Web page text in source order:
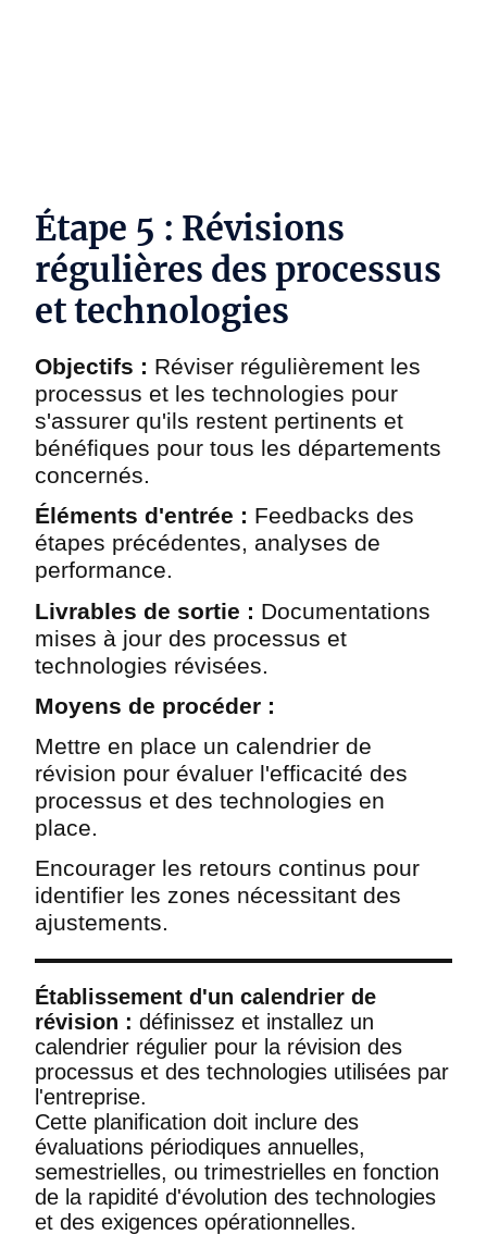
Étape 5 : Révisions
régulières des processus
et technologies
Objectifs : Réviser régulièrement les
processus et les technologies pour
s'assurer qu'ils restent pertinents et
bénéfiques pour tous les départements
concernés.
Éléments d'entrée : Feedbacks des
étapes précédentes, analyses de
performance.
Livrables de sortie : Documentations
mises à jour des processus et
technologies révisées.
Moyens de procéder :
Mettre en place un calendrier de
révision pour évaluer l'efficacité des
processus et des technologies en
place.
Encourager les retours continus pour
identifier les zones nécessitant des
ajustements.
Établissement d'un calendrier de
révision : définissez et installez un
calendrier régulier pour la révision des
processus et des technologies utilisées par
l'entreprise.
Cette planification doit inclure des
évaluations périodiques annuelles,
semestrielles, ou trimestrielles en fonction
de la rapidité d'évolution des technologies
et des exigences opérationnelles.